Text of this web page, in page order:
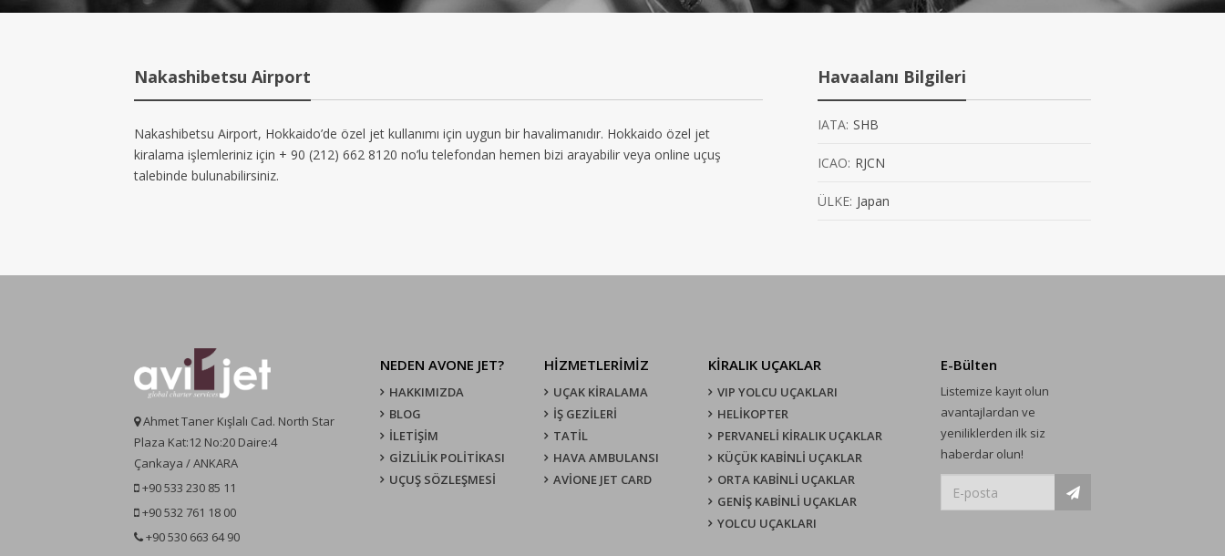
ORTA KABİNLİ UÇAKLAR
YOLCU UÇAKLARI
Nakashibetsu Airport
Nakashibetsu Airport, Hokkaido’de özel jet kullanımı için uygun bir havalimanıdır. Hokkaido özel jet
kiralama işlemleriniz için + 90 (212) 662 8120 no’lu telefondan hemen bizi arayabilir veya online uçuş
talebinde bulunabilirsiniz.
Havaalanı Bilgileri
IATA: SHB
ICAO: RJCN
ÜLKE: Japan
Ahmet Taner Kışlalı Cad. North Star
Plaza Kat:12 No:20 Daire:4
Çankaya / ANKARA
+90 533 230 85 11
+90 532 761 18 00
+90 530 663 64 90
NEDEN AVONE JET?
HAKKIMIZDA
BLOG
İLETİŞİM
GİZLİLİK POLİTİKASI
UÇUŞ SÖZLEŞMESI
HİZMETLERİMİZ
UÇAK KIRALAMA
İŞ GEZİLERİ
TATİL
HAVA AMBULANSI
AVİONE JET CARD
KIRALIK UÇAKLAR
VIP YOLCU UÇAKLARI
HELİKOPTER
PERVANELİ KİRALIK UÇAKLAR
KÜÇÜK KABİNLİ UÇAKLAR
ORTA KABİNLİ UÇAKLAR
GENİŞ KABİNLİ UÇAKLAR
YOLCU UÇAKLARI
E-Bülten
Listemize kayıt olun
avantajlardan ve
yeniliklerden ilk siz
haberdar olun!